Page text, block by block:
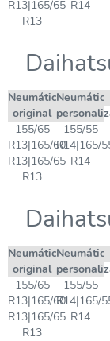
R13|165/65
R13
R14
Neumático
original
Neumático
155/65
R13|165/60
R13|165/65
R13
155/55
R14|165/
R14
Neumático
original
Neumático
155/65
R13|165/60
R13|165/65
R13
155/55
R14|165/
R14